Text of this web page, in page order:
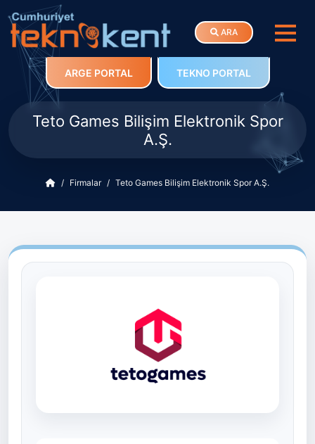
ARA
ARGE PORTAL TEKNO PORTAL
Teto Games Bilişim Elektronik Spor
A.Ş.
Firmalar Teto Games Bilişim Elektronik Spor A.Ş.